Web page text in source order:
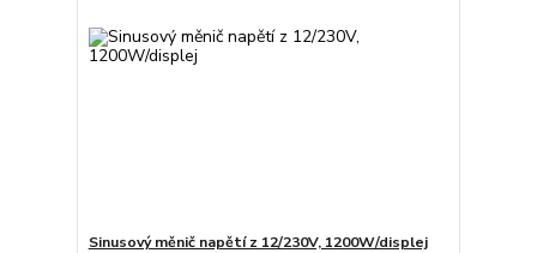
Sinusový měnič napětí z 12/230V, 1200W/displej